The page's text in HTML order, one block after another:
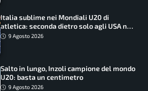
Italia sublime nei Mondiali U20 di
atletica: seconda dietro solo agli USA nel
medagliere
9 Agosto 2026
Salto in lungo, Inzoli campione del mondo
U20: basta un centimetro
9 Agosto 2026